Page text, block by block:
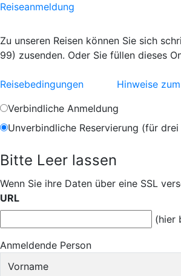
Reiseanmeldung
Zu unseren Reisen können Sie sich
99) zusenden. Oder Sie füllen dieses
Reisebedingungen
Hinweise
Verbindliche Anmeldung
Unverbindliche Reservierung (für drei
Wenn Sie ihre Daten über eine SSL
Bitte Leer lassen
URL
(hier
Anmeldende Person
Vorname